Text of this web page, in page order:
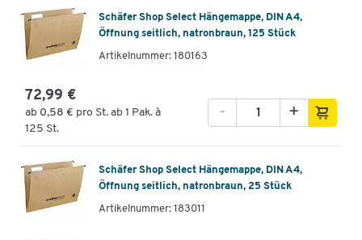
Schäfer Shop Select Hängemappe, DIN A4,
Öffnung seitlich, natronbraun, 125 Stück
Artikelnummer: 180163
72,99 €
ab 0,58 € pro St. ab 1 Pak. à
125 St.
+
-
Schäfer Shop Select Hängemappe, DIN A4,
Öffnung seitlich, natronbraun, 25 Stück
Artikelnummer: 183011